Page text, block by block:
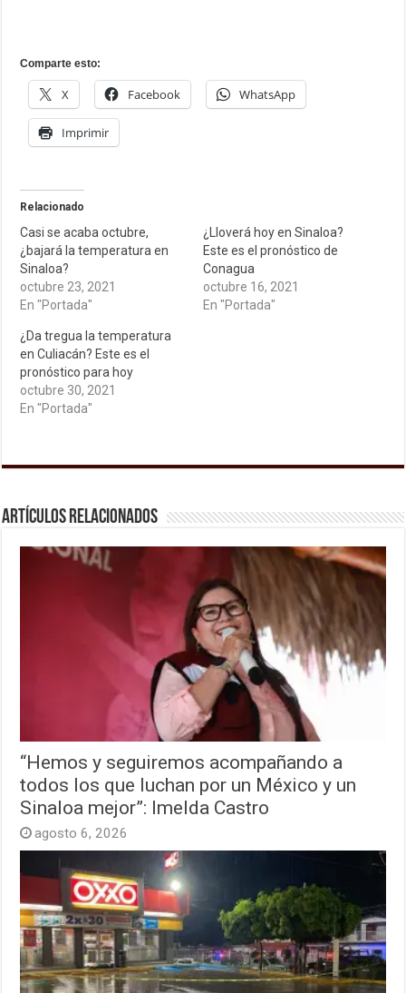
Comparte esto:
X Facebook WhatsApp
Imprimir
Relacionado
Casi se acaba octubre,
¿bajará la temperatura en
Sinaloa?
octubre 23, 2021
En "Portada"
¿Lloverá hoy en Sinaloa?
Este es el pronóstico de
Conagua
octubre 16, 2021
En "Portada"
¿Da tregua la temperatura
en Culiacán? Este es el
pronóstico para hoy
octubre 30, 2021
En "Portada"
Artículos relacionados
“Hemos y seguiremos acompañando a
todos los que luchan por un México y un
Sinaloa mejor”: Imelda Castro
agosto 6, 2026